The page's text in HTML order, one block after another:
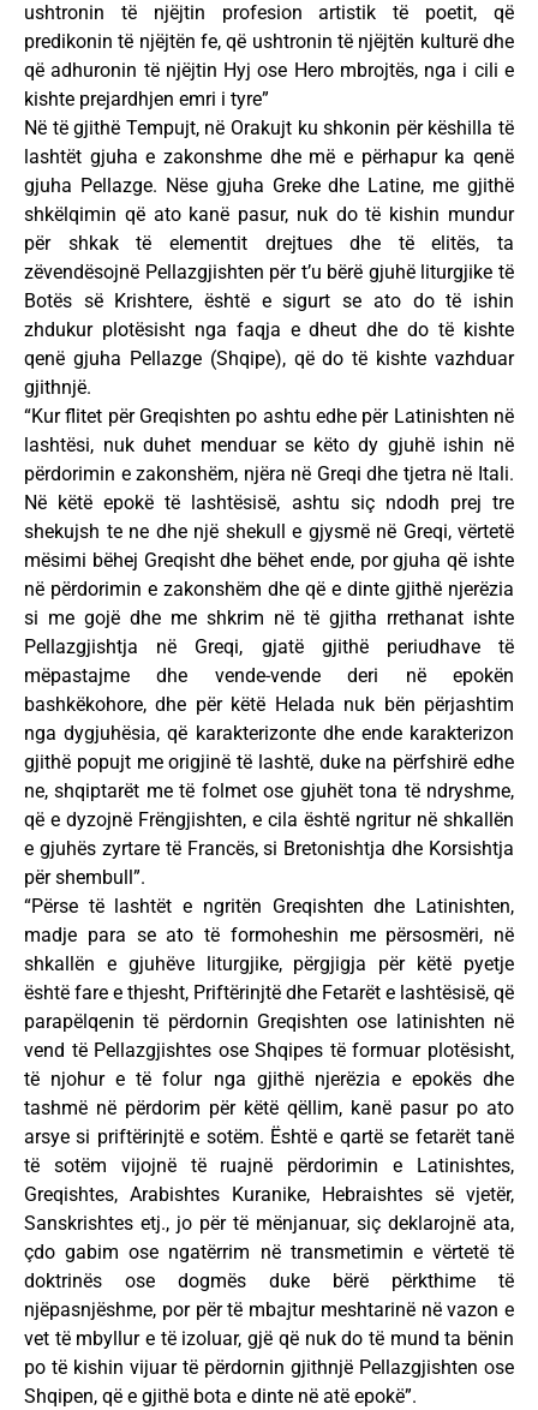
ushtronin të njëjtin profesion artistik të poetit, që
predikonin të njëjtën fe, që ushtronin të njëjtën kulturë dhe
që adhuronin të njëjtin Hyj ose Hero mbrojtës, nga i cili e
kishte prejardhjen emri i tyre”
Në të gjithë Tempujt, në Orakujt ku shkonin për këshilla të
lashtët gjuha e zakonshme dhe më e përhapur ka qenë
gjuha Pellazge. Nëse gjuha Greke dhe Latine, me gjithë
shkëlqimin që ato kanë pasur, nuk do të kishin mundur
për shkak të elementit drejtues dhe të elitës, ta
zëvendësojnë Pellazgjishten për t’u bërë gjuhë liturgjike të
Botës së Krishtere, është e sigurt se ato do të ishin
zhdukur plotësisht nga faqja e dheut dhe do të kishte
qenë gjuha Pellazge (Shqipe), që do të kishte vazhduar
gjithnjë.
“Kur flitet për Greqishten po ashtu edhe për Latinishten në
lashtësi, nuk duhet menduar se këto dy gjuhë ishin në
përdorimin e zakonshëm, njëra në Greqi dhe tjetra në Itali.
Në këtë epokë të lashtësisë, ashtu siç ndodh prej tre
shekujsh te ne dhe një shekull e gjysmë në Greqi, vërtetë
mësimi bëhej Greqisht dhe bëhet ende, por gjuha që ishte
në përdorimin e zakonshëm dhe që e dinte gjithë njerëzia
si me gojë dhe me shkrim në të gjitha rrethanat ishte
Pellazgjishtja në Greqi, gjatë gjithë periudhave të
mëpastajme dhe vende-vende deri në epokën
bashkëkohore, dhe për këtë Helada nuk bën përjashtim
nga dygjuhësia, që karakterizonte dhe ende karakterizon
gjithë popujt me origjinë të lashtë, duke na përfshirë edhe
ne, shqiptarët me të folmet ose gjuhët tona të ndryshme,
që e dyzojnë Frëngjishten, e cila është ngritur në shkallën
e gjuhës zyrtare të Francës, si Bretonishtja dhe Korsishtja
për shembull”.
“Përse të lashtët e ngritën Greqishten dhe Latinishten,
madje para se ato të formoheshin me përsosmëri, në
shkallën e gjuhëve liturgjike, përgjigja për këtë pyetje
është fare e thjesht, Priftërinjtë dhe Fetarët e lashtësisë, që
parapëlqenin të përdornin Greqishten ose latinishten në
vend të Pellazgjishtes ose Shqipes të formuar plotësisht,
të njohur e të folur nga gjithë njerëzia e epokës dhe
tashmë në përdorim për këtë qëllim, kanë pasur po ato
arsye si priftërinjtë e sotëm. Është e qartë se fetarët tanë
të sotëm vijojnë të ruajnë përdorimin e Latinishtes,
Greqishtes, Arabishtes Kuranike, Hebraishtes së vjetër,
Sanskrishtes etj., jo për të mënjanuar, siç deklarojnë ata,
çdo gabim ose ngatërrim në transmetimin e vërtetë të
doktrinës ose dogmës duke bërë përkthime të
njëpasnjëshme, por për të mbajtur meshtarinë në vazon e
vet të mbyllur e të izoluar, gjë që nuk do të mund ta bënin
po të kishin vijuar të përdornin gjithnjë Pellazgjishten ose
Shqipen, që e gjithë bota e dinte në atë epokë”.